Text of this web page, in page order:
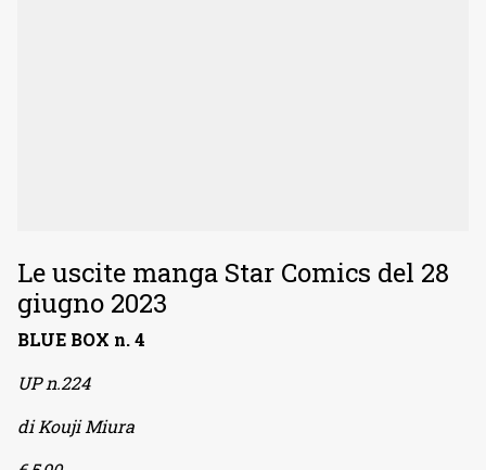
Le uscite manga Star Comics del 28
giugno 2023
BLUE BOX n. 4
UP n.224
di Kouji Miura